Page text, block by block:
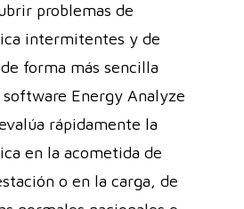
problemas de
intermitentes y de
forma más sencilla
software Energy Analyze
rápidamente la
en la acometida de
o en la carga, de